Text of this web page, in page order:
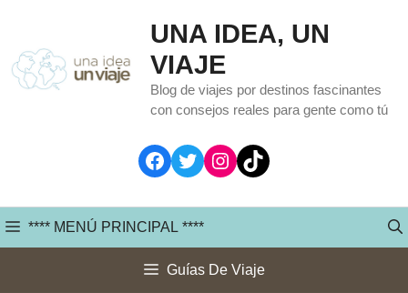
contenido
UNA IDEA, UN
VIAJE
Blog de viajes por destinos fascinantes
con consejos reales para gente como tú
Facebook
TwitterInstagram
TikTok
**** MENÚ PRINCIPAL ****
Guías De Viaje